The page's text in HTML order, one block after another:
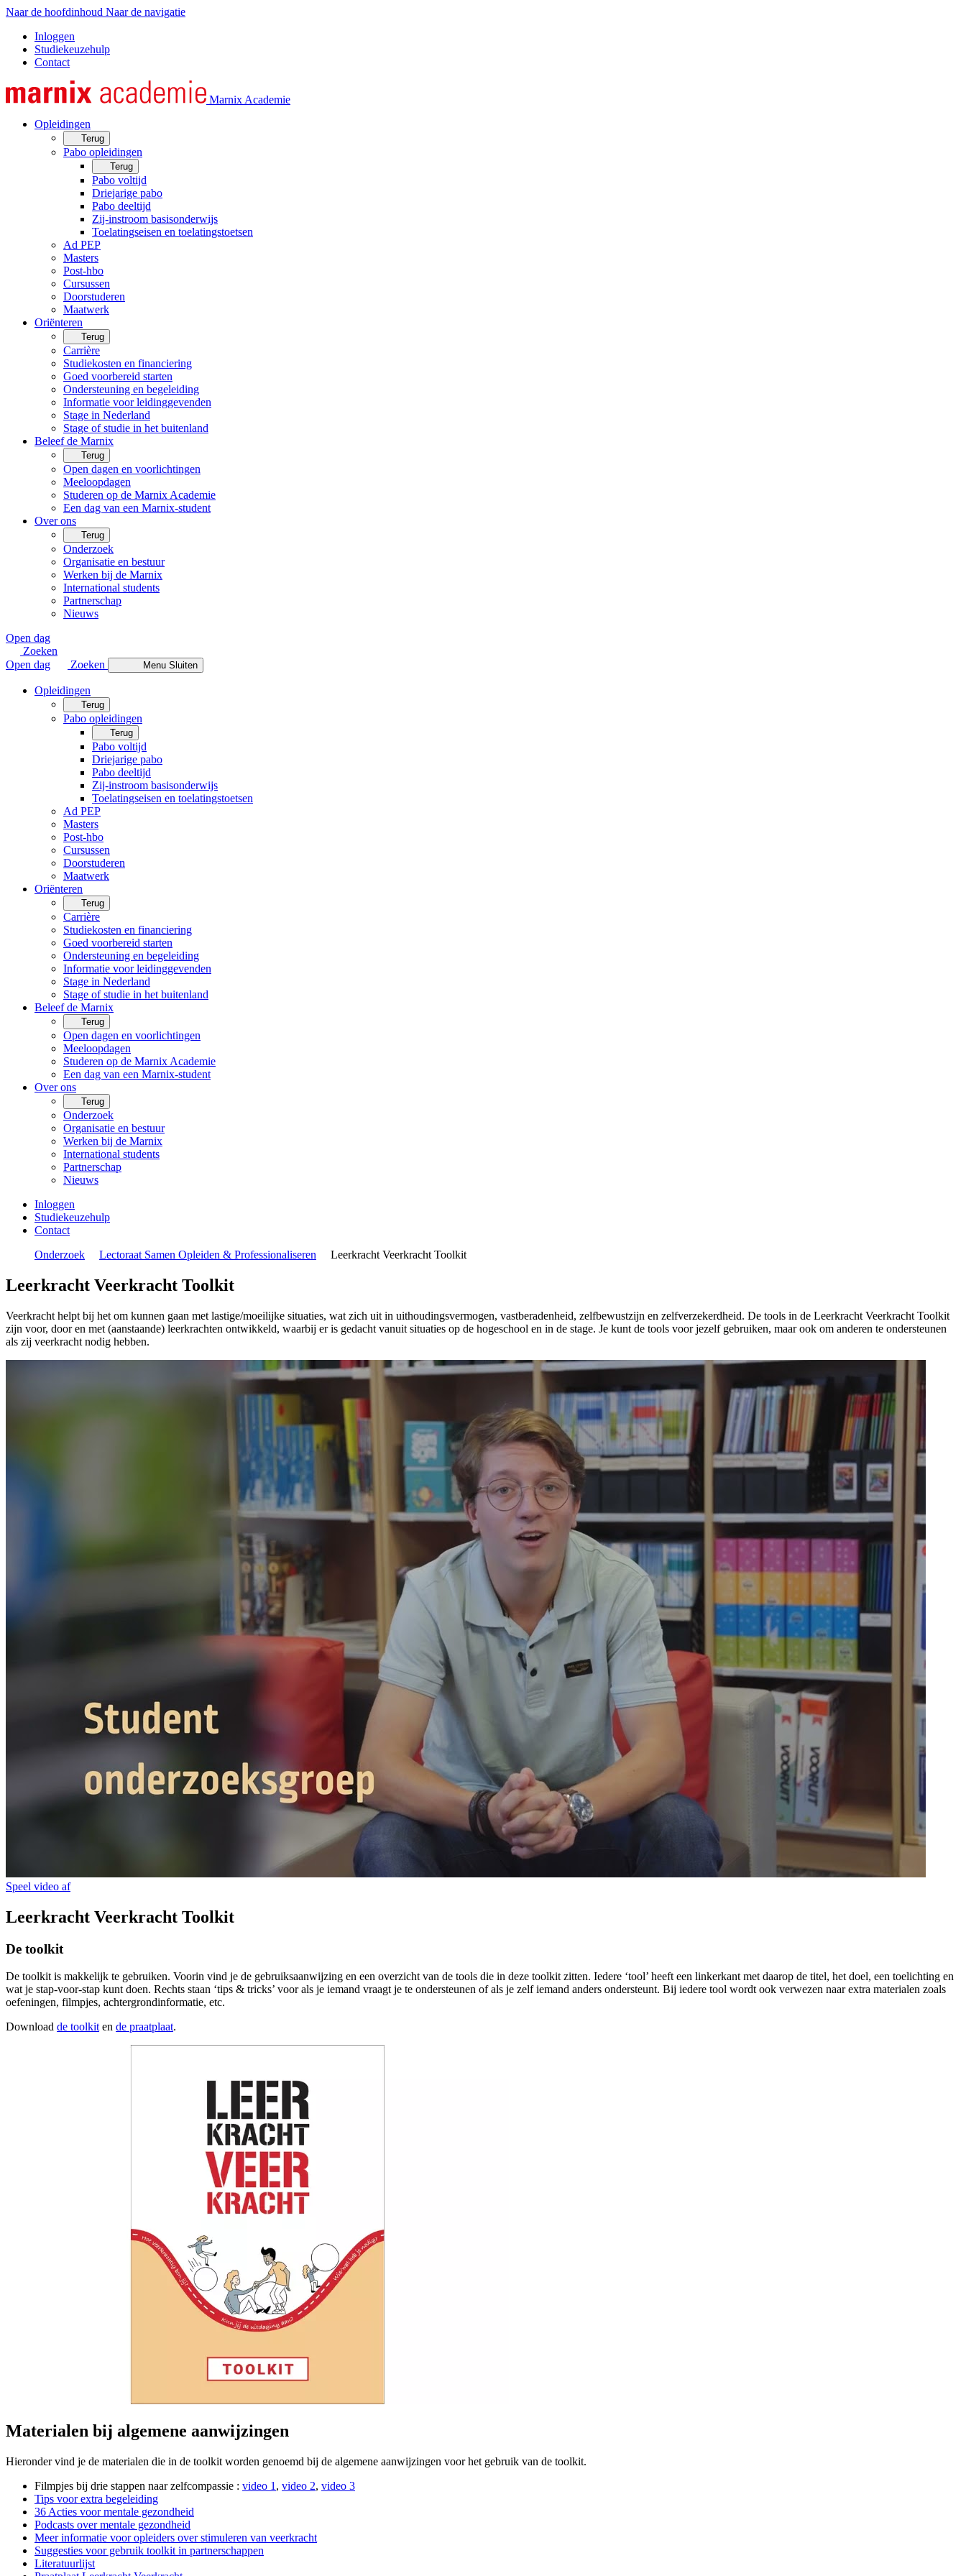
Naar de hoofdinhoud Naar de navigatie
Inloggen
Studiekeuzehulp
Contact
Marnix Academie
Opleidingen
Terug
Pabo opleidingen
Terug
Pabo voltijd
Driejarige pabo
Pabo deeltijd
Zij-instroom basisonderwijs
Toelatingseisen en toelatingstoetsen
Ad PEP
Masters
Post-hbo
Cursussen
Doorstuderen
Maatwerk
Oriënteren
Terug
Carrière
Studiekosten en financiering
Goed voorbereid starten
Ondersteuning en begeleiding
Informatie voor leidinggevenden
Stage in Nederland
Stage of studie in het buitenland
Beleef de Marnix
Terug
Open dagen en voorlichtingen
Meeloopdagen
Studeren op de Marnix Academie
Een dag van een Marnix-student
Over ons
Terug
Onderzoek
Organisatie en bestuur
Werken bij de Marnix
International students
Partnerschap
Nieuws
Open dag
Zoeken
Open dag
Zoeken Menu Sluiten
Opleidingen
Terug
Pabo opleidingen
Terug
Pabo voltijd
Driejarige pabo
Pabo deeltijd
Zij-instroom basisonderwijs
Toelatingseisen en toelatingstoetsen
Ad PEP
Masters
Post-hbo
Cursussen
Doorstuderen
Maatwerk
Oriënteren
Terug
Carrière
Studiekosten en financiering
Goed voorbereid starten
Ondersteuning en begeleiding
Informatie voor leidinggevenden
Stage in Nederland
Stage of studie in het buitenland
Beleef de Marnix
Terug
Open dagen en voorlichtingen
Meeloopdagen
Studeren op de Marnix Academie
Een dag van een Marnix-student
Over ons
Terug
Onderzoek
Organisatie en bestuur
Werken bij de Marnix
International students
Partnerschap
Nieuws
Inloggen
Studiekeuzehulp
Contact
Onderzoek
Lectoraat Samen Opleiden & Professionaliseren Leerkracht Veerkracht Toolkit
Leerkracht Veerkracht Toolkit
Veerkracht helpt bij het om kunnen gaan met lastige/moeilijke situaties, wat zich uit in uithoudingsvermogen, vastberadenheid, zelfbewustzijn en zelfverzekerdheid. De tools in de Leerkracht Veerkracht Toolkit
zijn voor, door en met (aanstaande) leerkrachten ontwikkeld, waarbij er is gedacht vanuit situaties op de hogeschool en in de stage. Je kunt de tools voor jezelf gebruiken, maar ook om anderen te ondersteunen
als zij veerkracht nodig hebben.
Speel video af
Leerkracht Veerkracht Toolkit
De toolkit
De toolkit is makkelijk te gebruiken. Voorin vind je de gebruiksaanwijzing en een overzicht van de tools die in deze toolkit zitten. Iedere ‘tool’ heeft een linkerkant met daarop de titel, het doel, een toelichting en
wat je stap-voor-stap kunt doen. Rechts staan ‘tips & tricks’ voor als je iemand vraagt je te ondersteunen of als je zelf iemand anders ondersteunt. Bij iedere tool wordt ook verwezen naar extra materialen zoals
oefeningen, filmpjes, achtergrondinformatie, etc.
Download de toolkit en de praatplaat.
Materialen bij algemene aanwijzingen
Hieronder vind je de materialen die in de toolkit worden genoemd bij de algemene aanwijzingen voor het gebruik van de toolkit.
Filmpjes bij drie stappen naar zelfcompassie : video 1 , video 2, video 3
Tips voor extra begeleiding
36 Acties voor mentale gezondheid
Podcasts over mentale gezondheid
Meer informatie voor opleiders over stimuleren van veerkracht
Suggesties voor gebruik toolkit in partnerschappen
Literatuurlijst